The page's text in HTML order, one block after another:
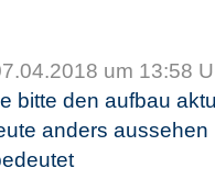
um 13:58
bitte den aufbau
anders